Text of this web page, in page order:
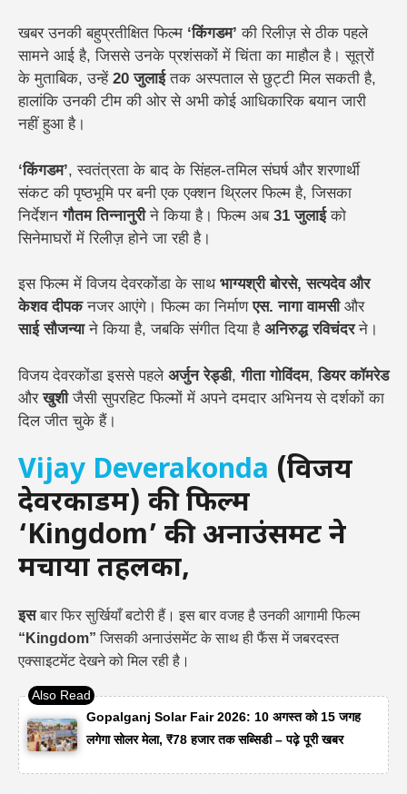
खबर उनकी बहुप्रतीक्षित फिल्म ‘किंगडम’ की रिलीज़ से ठीक पहले
सामने आई है, जिससे उनके प्रशंसकों में चिंता का माहौल है। सूत्रों
के मुताबिक, उन्हें 20 जुलाईतक अस्पताल से छुट्टी मिल सकती है,
हालांकि उनकी टीम की ओर से अभी कोई आधिकारिक बयान जारी
नहीं हुआ है।
‘किंगडम’, स्वतंत्रता के बाद के सिंहल-तमिल संघर्ष और शरणार्थी
संकट की पृष्ठभूमि पर बनी एक एक्शन थ्रिलर फिल्म है, जिसका
निर्देशनगौतम तिन्नानुरीने किया है। फिल्म अब 31 जुलाईको
सिनेमाघरों में रिलीज़ होने जा रही है।
इस फिल्म में विजय देवरकोंडा के साथ भाग्यश्री बोरसे, सत्यदेव और
केशव दीपकनजर आएंगे। फिल्म का निर्माणएस. नागा वामसीऔर
साई सौजन्याने किया है, जबकि संगीत दिया है अनिरुद्ध रविचंदरने।
विजय देवरकोंडा इससे पहले अर्जुन रेड्डी,गीता गोविंदम,डियर कॉमरेड
औरखुशीजैसी सुपरहिट फिल्मों में अपने दमदार अभिनय से दर्शकों का
दिल जीत चुके हैं।
Vijay Deverakonda (विजय
देवरकोंडम) की फिल्म
‘Kingdom’ की अनाउंसमेंट ने
मचाया तहलका,
इसबार फिर सुर्खियाँ बटोरी हैं। इस बार वजह है उनकी आगामी फिल्म
“Kingdom” जिसकी अनाउंसमेंट के साथ ही फैंस में जबरदस्त
एक्साइटमेंट देखने को मिल रही है।
Gopalganj Solar Fair 2026: 10 अगस्त को 15 जगह
लगेगा सोलर मेला, ₹78 हजार तक सब्सिडी – पढ़े पूरी खबर